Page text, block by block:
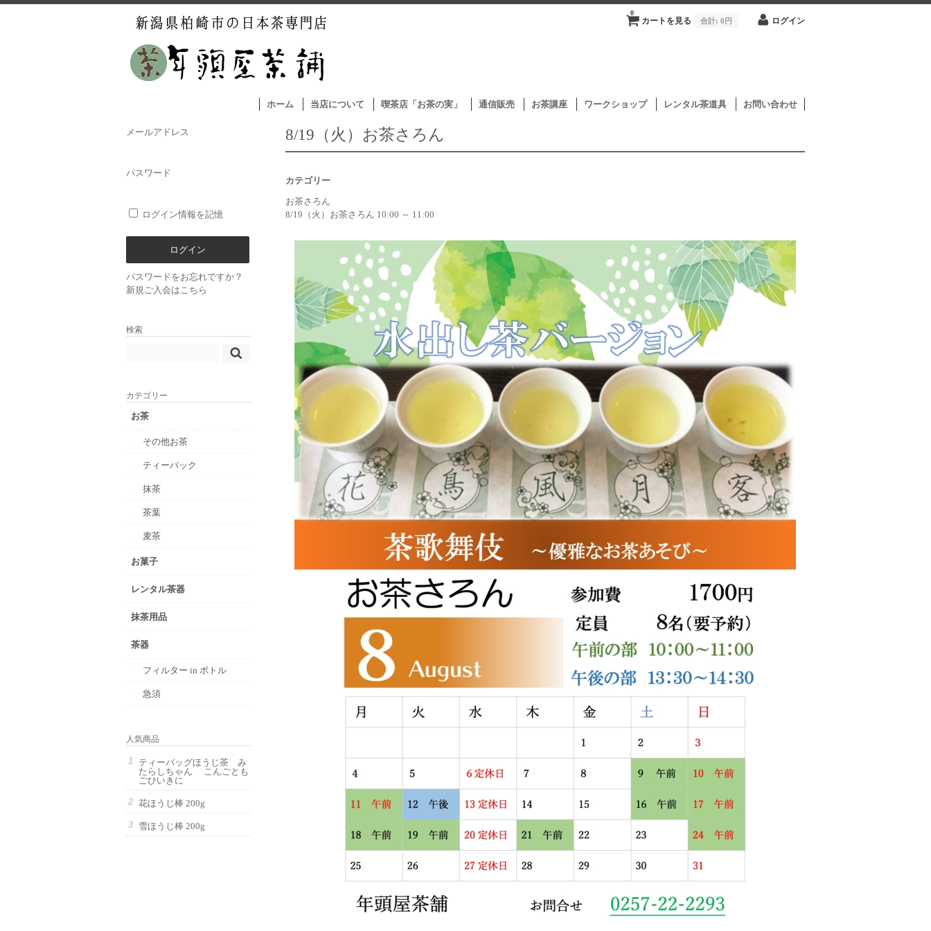
カートを見る
0
合計: 0円 ログイン
ホーム 当店について 喫茶店「お茶の実」 通信販売 お茶講座 ワークショップ レンタル茶道具 お問い合わせ
8/19（火）お茶さろん
カテゴリー
お茶さろん
8/19（火）お茶さろん 10:00 ～ 11:00
メールアドレス
パスワード
ログイン情報を記憶
パスワードをお忘れですか？
新規ご入会はこちら
検索
カテゴリー
お茶
その他お茶
ティーバック
抹茶
茶葉
麦茶
お菓子
レンタル茶器
抹茶用品
茶器
フィルター in ボトル
急須
人気商品
ティーバッグほうじ茶 み
たらしちゃん こんごとも
ごひいきに
花ほうじ棒 200g
雪ほうじ棒 200g